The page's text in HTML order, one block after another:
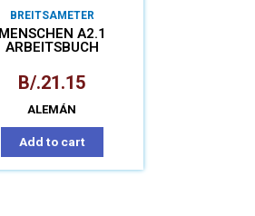
BREITSAMETER
MENSCHEN A2.1
ARBEITSBUCH
B/.21.15
ALEMÁN
Add to cart